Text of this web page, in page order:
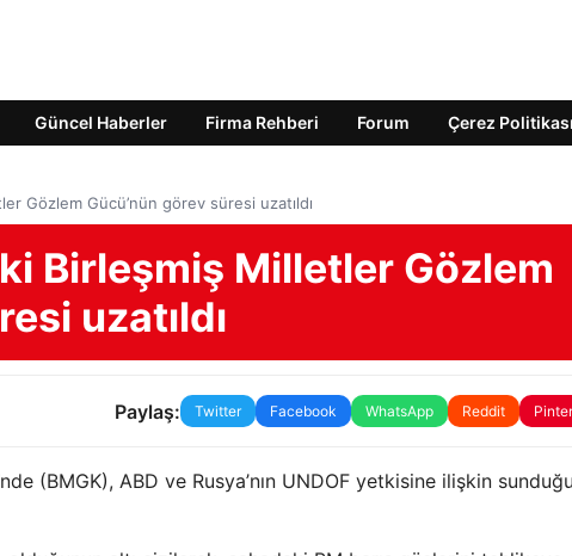
Güncel Haberler Firma Rehberi Forum Çerez Politikası
Gözlem Gücü’nün görev süresi uzatıldı
Birleşmiş Milletler Gözlem
uzatıldı
Paylaş: Twitter Facebook WhatsApp Reddit
(BMGK), ABD ve Rusya’nın UNDOF yetkisine ilişkin